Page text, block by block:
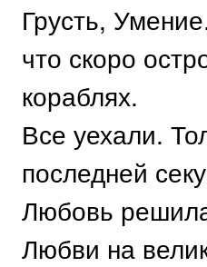
Грусть,
что скоро
кораблях.
Все уехали.
последней
Любовь
Любви на